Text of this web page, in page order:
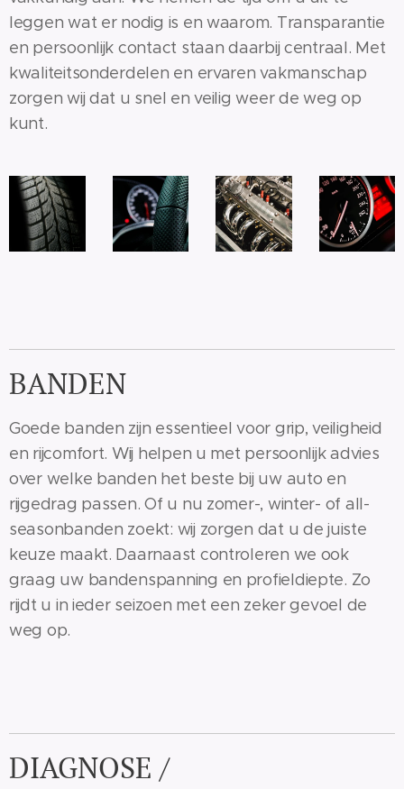
leggen wat er nodig is en waarom. Transparantie
en persoonlijk contact staan daarbij centraal. Met
kwaliteitsonderdelen en ervaren vakmanschap
zorgen wij dat u snel en veilig weer de weg op
kunt.
BANDEN
Goede banden zijn essentieel voor grip, veiligheid
en rijcomfort. Wij helpen u met persoonlijk advies
over welke banden het beste bij uw auto en
rijgedrag passen. Of u nu zomer-, winter- of all-
seasonbanden zoekt: wij zorgen dat u de juiste
keuze maakt. Daarnaast controleren we ook
graag uw bandenspanning en profieldiepte. Zo
rijdt u in ieder seizoen met een zeker gevoel de
weg op.
DIAGNOSE /